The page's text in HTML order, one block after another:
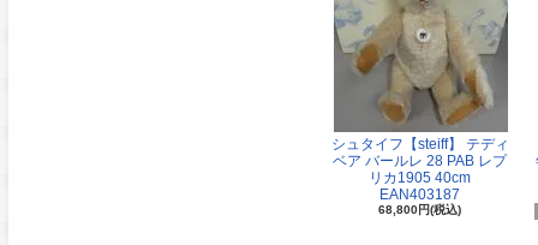
シュタイフ【steiff】 テディ
ベア バールレ 28 PAB レプ
リカ1905 40cm
EAN403187
68,800円(税込)